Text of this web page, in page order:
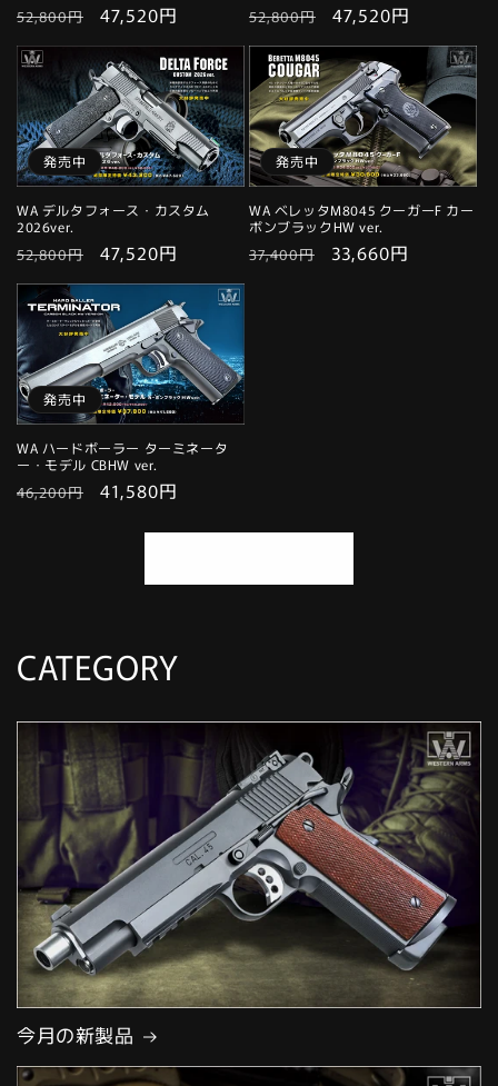
通
常
価
格
52,800円
セ
ー
ル
価
格
47,520円
通
常
格
52,800円
セ
ー
ル
価
格
47,520円
発売中
WA デルタフォース・カスタム
2026ver.
通
常
価
格
52,800円
セ
ー
ル
価
格
47,520円
発売中
WA ベレッタM8045 クーガーF カー
ボンブラックHW ver.
通
37,400円
セ
33,660円
発売中
WA ハードボーラー ターミネータ
ー・モデル CBHW ver.
通
46,200円
セ
41,580円
CATEGORY
今月の新製品